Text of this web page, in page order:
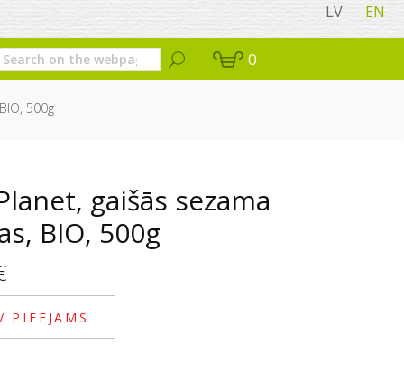
LV EN
0
500g
gaišās sezama
BIO, 500g
PIEEJAMS